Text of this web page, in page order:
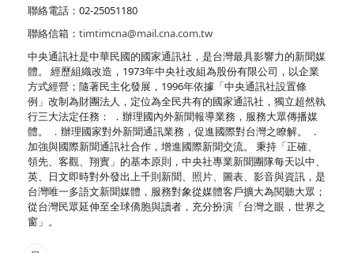
聯絡電話：02-25051180
聯絡信箱： timtimcna@mail.cna.com.tw
中央通訊社是中華民國的國家通訊社，是台灣最具影響力的新聞媒
體。 經歷組織改造，1973年中央社改組為股份有限公司，以企業
方式經營；隨著民主化發展，1996年依據「中央通訊社設置條
例」改制為財團法人，定位為全民共有的國家通訊社，獨立超然執
行三大法定任務： ．辦理國內外新聞報導業務，服務大眾傳播媒
體。 ．辦理國家對外新聞通訊業務，促進國際對台灣之瞭解。 ．
加強與國際新聞通訊社合作，增進國際新聞交流。 秉持「正確、
領先、客觀、翔實」的基本原則，中央社專業新聞團隊每天以中、
英、日文即時對外發出上千則新聞、照片、圖表、影音與資訊，是
台灣唯一多語文新聞媒體，服務對象從媒體客戶擴大為閱聽大眾；
從台灣民眾延伸至全球僑胞與讀者，充分扮演「台灣之眼，世界之
窗」。